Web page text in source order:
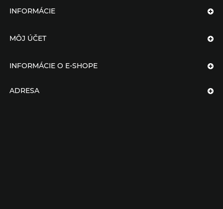
INFORMÁCIE
MÔJ ÚČET
INFORMÁCIE O E-SHOPE
ADRESA